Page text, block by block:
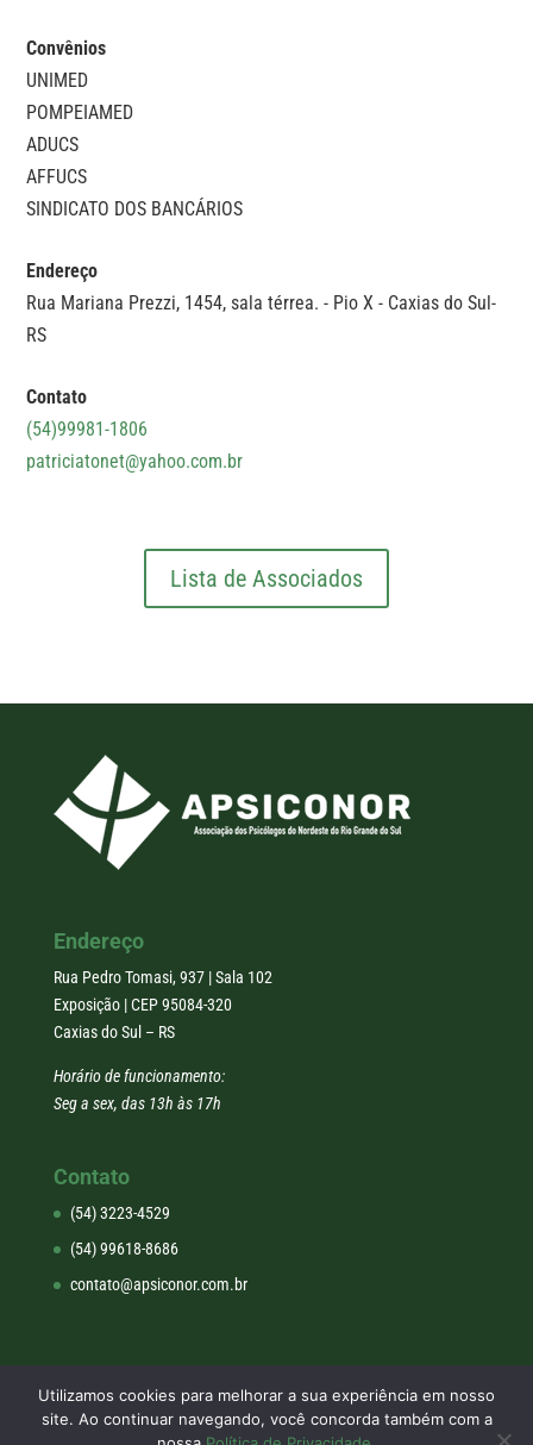
Convênios
UNIMED
POMPEIAMED
ADUCS
AFFUCS
SINDICATO DOS BANCÁRIOS
Endereço
Rua Mariana Prezzi, 1454, sala térrea. - Pio X - Caxias do Sul-
RS
Contato
(54)99981-1806
patriciatonet@yahoo.com.br
Lista de Associados
Endereço
Rua Pedro Tomasi, 937 | Sala 102
Exposição | CEP 95084-320
Caxias do Sul – RS
Horário de funcionamento:
Seg a sex, das 13h às 17h
Contato
(54) 3223-4529
(54) 99618-8686
contato@apsiconor.com.br
Utilizamos cookies para melhorar a sua experiência em nosso
site. Ao continuar navegando, você concorda também com a